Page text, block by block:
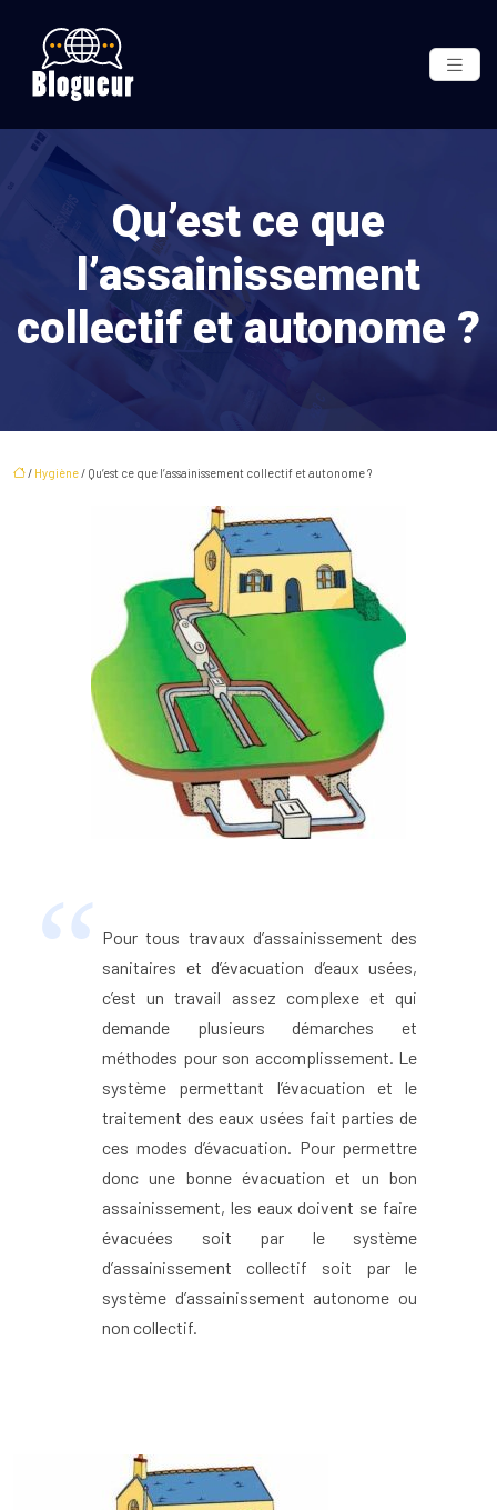
Qu’est ce que
l’assainissement
collectif et autonome ?
/ Hygiène/ Qu’est ce que l’assainissement collectif et autonome ?
Pour tous travaux d’assainissement des
sanitaires et d’évacuation d’eaux usées,
c’est un travail assez complexe et qui
demande plusieurs démarches et
méthodes pour son accomplissement. Le
système permettant l’évacuation et le
traitement des eaux usées fait parties de
ces modes d’évacuation. Pour permettre
donc une bonne évacuation et un bon
assainissement, les eaux doivent se faire
évacuées soit par le système
d’assainissement collectif soit par le
système d’assainissement autonome ou
non collectif.